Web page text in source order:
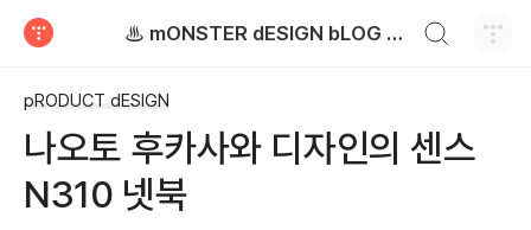
♨ mONSTER dESIGN bLOG - 몬스터디자인 블로그
pRODUCT dESIGN
나오토 후카사와 디자인의 센스
N310 넷북